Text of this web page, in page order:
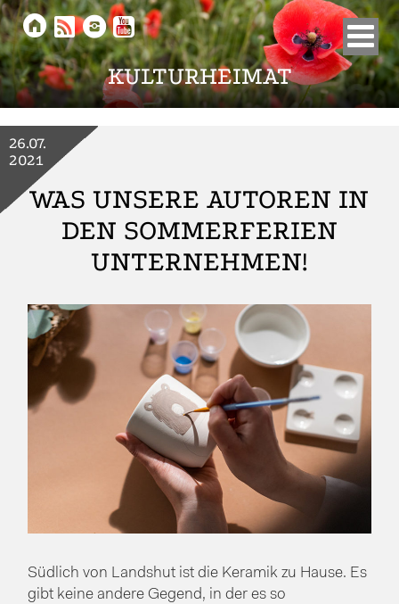
KULTURHEIMAT
    
WAS UNSERE AUTOREN IN
DEN SOMMERFERIEN
UNTERNEHMEN!
26.07.
2021
Südlich von Landshut ist die Keramik zu Hause. Es
gibt keine andere Gegend, in der es so